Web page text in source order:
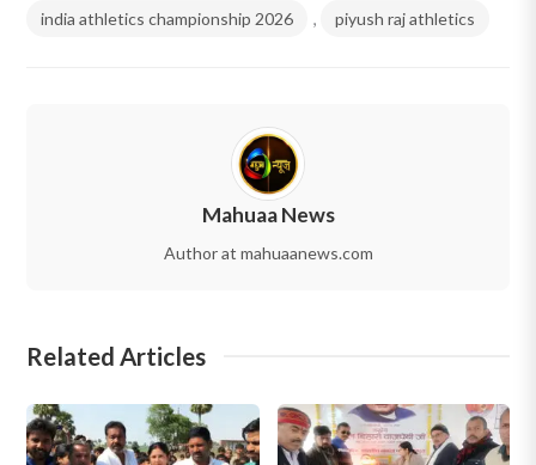
india athletics championship 2026 , piyush raj athletics
Mahuaa News
Author at mahuaanews.com
Related Articles